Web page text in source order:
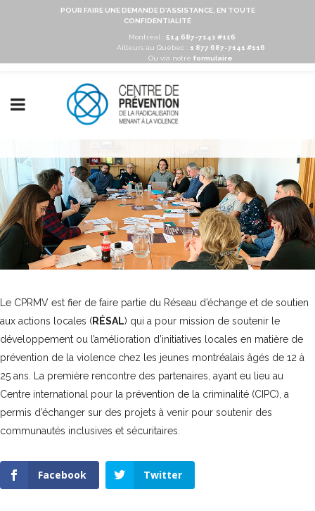
POUR FAIRE UNE DEMANDE D'ASSISTANCE, EN TOUTE
CONFIDENTIALITÉ
Montréal : 514 687-7141 #116
Ailleurs au Québec :
1 877 687-7141 #116
Ou via notre formulaire
Le CPRMV est fier de faire partie du Réseau d’échange et de soutien
aux actions locales (RÉSAL) qui a pour mission de soutenir le
développement ou l’amélioration d’initiatives locales en matière de
prévention de la violence chez les jeunes montréalais âgés de 12 à
25 ans. La première rencontre des partenaires, ayant eu lieu au
Centre international pour la prévention de la criminalité (CIPC), a
permis d’échanger sur des projets à venir pour soutenir des
communautés inclusives et sécuritaires.
Facebook Twitter